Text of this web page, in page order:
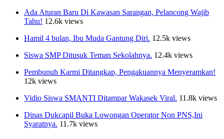
Ada Aturan Baru Di Kawasan Sarangan, Pelancong Wajib
Tahu! 12.6k views
Hamil 4 bulan, Ibu Muda Gantung Diri. 12.5k views
Siswa SMP Ditusuk Teman Sekolahnya. 12.4k views
Pembunuh Karmi Ditangkap, Pengakuannya Menyeramkan!
12k views
Vidio Siswa SMANTI Ditampar Wakasek Viral. 11.8k views
Dinas Dukcapil Buka Lowongan Operator Non PNS,Ini
Syaratnya. 11.7k views